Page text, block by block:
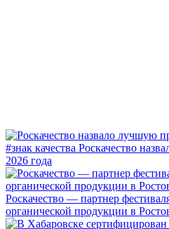
#знак качества Роскачество
2026 года
Роскачество — партнер
органической продукции в